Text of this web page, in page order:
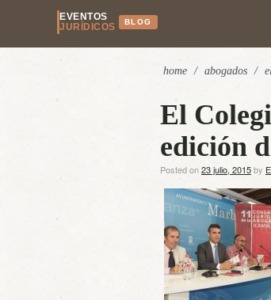
EVENTOS
JURÍDICOS
BLOG
home / abogados /
El
edición
Posted on23 julio, 2015by